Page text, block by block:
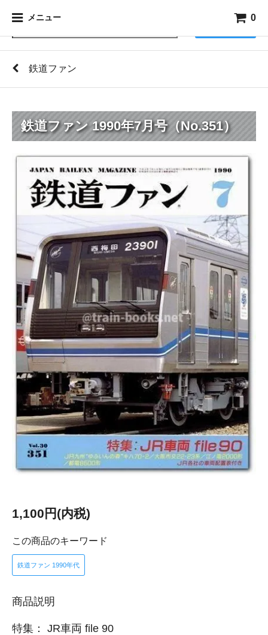
メニュー 0
鉄道ファン
鉄道ファン 1990年7月号（No.351）
1,100円(内税)
この商品のキーワード
鉄道ファン 1990年代
商品説明
特集： JR車両 file 90